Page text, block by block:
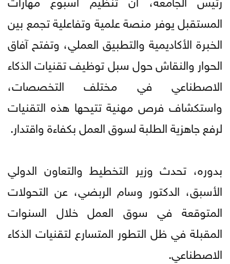
المستقبل يوفر منصة علمية وتفاعلية تجمع بين
الخبرة الأكاديمية والتطبيق العملي، وتفتح آفاق
الحوار والنقاش حول سبل توظيف تقنيات الذكاء
الاصطناعي في مختلف التخصصات،
واستكشاف فرص مهنية تتيحها هذه التقنيات
لرفع جاهزية الطلبة لسوق العمل بكفاءة واقتدار.
بدوره، تحدث وزير التخطيط والتعاون الدولي
الأسبق، الدكتور وسام الربضي، عن التحولات
المتوقعة في سوق العمل خلال السنوات
المقبلة في ظل التطور المتسارع لتقنيات الذكاء
الاصطناعي.